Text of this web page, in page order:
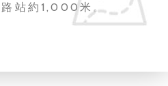
站約1,000米。